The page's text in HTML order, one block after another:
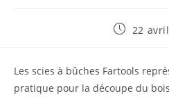
Publication
22
Les scies à bûches Fartools
pratique pour la découpe du